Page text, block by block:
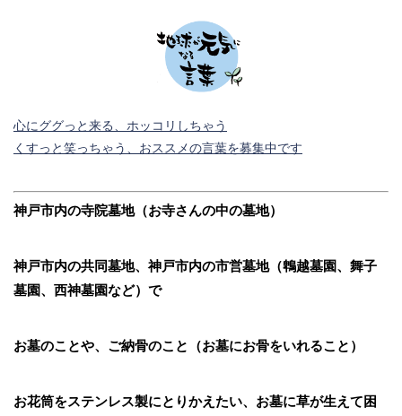
心にググっと来る、ホッコリしちゃう
くすっと笑っちゃう、おススメの言葉を募集中です
神戸市内の寺院墓地（お寺さんの中の墓地）
神戸市内の共同墓地、神戸市内の市営墓地（鵯越墓園、舞子
墓園、西神墓園など）で
お墓のことや、ご納骨のこと（お墓にお骨をいれること）
お花筒をステンレス製にとりかえたい、お墓に草が生えて困